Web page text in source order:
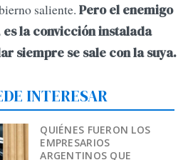
saliente. Pero el enemigo
la convicción instalada
siempre se sale con la suya.
INTERESAR
QUIÉNES FUERON LOS
EMPRESARIOS
ARGENTINOS QUE